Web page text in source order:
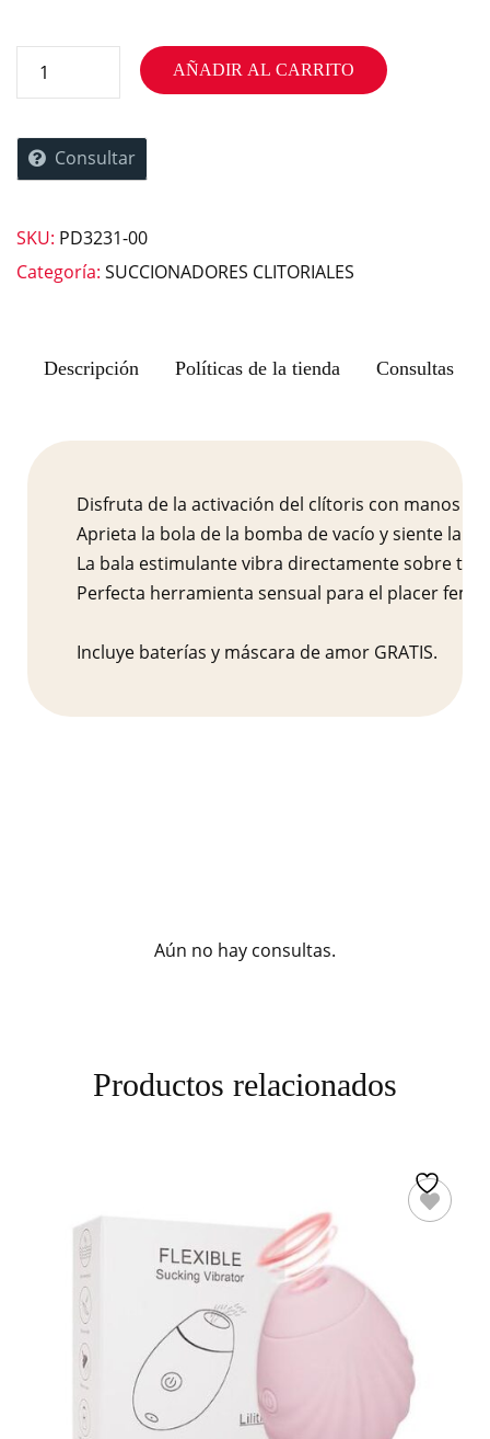
AÑADIR AL CARRITO
Consultar
SKU: PD3231-00
Categoría: SUCCIONADORES CLITORIALES
Descripción Políticas de la tienda Consultas
Disfruta de la activación del clítoris con manos
Aprieta la bola de la bomba de vacío y siente la
La bala estimulante vibra directamente sobre tu
Perfecta herramienta sensual para el placer
Incluye baterías y máscara de amor GRATIS.
Aún no hay consultas.
Productos relacionados